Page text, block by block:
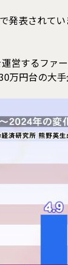
表されてい
営するファー
万円台の大手